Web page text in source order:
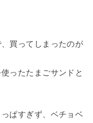
買ってしまったのが
ったたまごサンドと
ぱすぎず、ベチョベ